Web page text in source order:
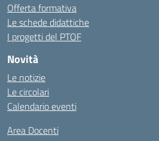
Offerta formativa
Le schede didattiche
I progetti del PTOF
Novità
Le notizie
Le circolari
Calendario eventi
Area Docenti